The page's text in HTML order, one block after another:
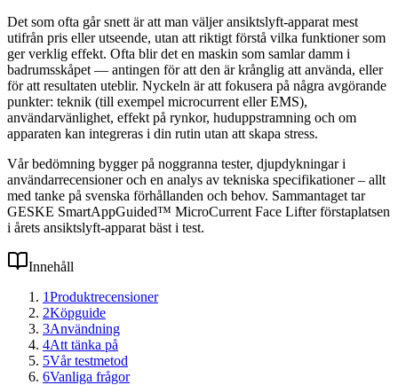
Det som ofta går snett är att man väljer ansiktslyft-apparat mest
utifrån pris eller utseende, utan att riktigt förstå vilka funktioner som
ger verklig effekt. Ofta blir det en maskin som samlar damm i
badrumsskåpet — antingen för att den är krånglig att använda, eller
för att resultaten uteblir. Nyckeln är att fokusera på några avgörande
punkter: teknik (till exempel microcurrent eller EMS),
användarvänlighet, effekt på rynkor, huduppstramning och om
apparaten kan integreras i din rutin utan att skapa stress.
Vår bedömning bygger på noggranna tester, djupdykningar i
användarrecensioner och en analys av tekniska specifikationer – allt
med tanke på svenska förhållanden och behov. Sammantaget tar
GESKE SmartAppGuided™ MicroCurrent Face Lifter förstaplatsen
i årets ansiktslyft-apparat bäst i test.
Innehåll
1Produktrecensioner
2Köpguide
3Användning
4Att tänka på
5Vår testmetod
6Vanliga frågor